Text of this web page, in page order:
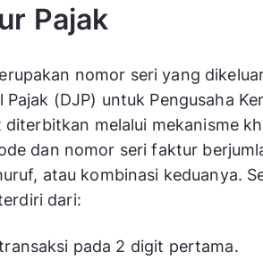
Pajak
nomor seri yang
Pajak (DJP) untuk Pengusaha
diterbitkan melalui mekanisme
dan nomor seri faktur
atau kombinasi keduanya.
dari:
pada 2 digit pertama.